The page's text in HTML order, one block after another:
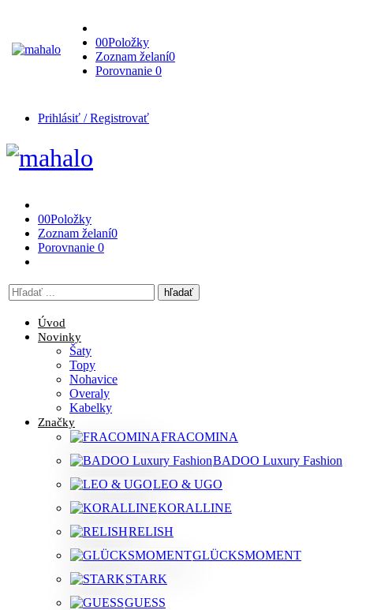
00Položky
Zoznam želaní0
Porovnanie 0
Prihlásiť / Registrovať
00Položky
Zoznam želaní0
Porovnanie 0
Vyhľadávanie
tu
Úvod
Novinky
Šaty
Topy
Nohavice
Overaly
Kabelky
Značky
FRACOMINA
BADOO Luxury Fashion
LEO & UGO
KORALLINE
RELISH
GLÜCKSMOMENT
STARK
GUESS